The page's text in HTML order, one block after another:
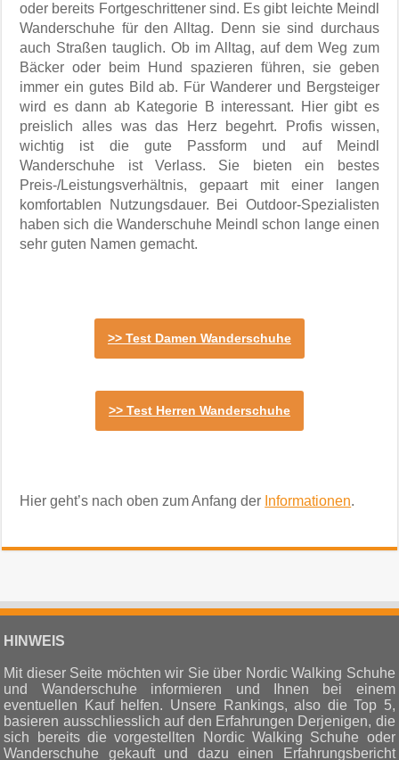
oder bereits Fortgeschrittener sind. Es gibt leichte Meindl
Wanderschuhe für den Alltag. Denn sie sind durchaus
auch Straßen tauglich. Ob im Alltag, auf dem Weg zum
Bäcker oder beim Hund spazieren führen, sie geben
immer ein gutes Bild ab. Für Wanderer und Bergsteiger
wird es dann ab Kategorie B interessant. Hier gibt es
preislich alles was das Herz begehrt. Profis wissen,
wichtig ist die gute Passform und auf Meindl
Wanderschuhe ist Verlass. Sie bieten ein bestes
Preis-/Leistungsverhältnis, gepaart mit einer langen
komfortablen Nutzungsdauer. Bei Outdoor-Spezialisten
haben sich die Wanderschuhe Meindl schon lange einen
sehr guten Namen gemacht.
>> Test Damen Wanderschuhe
>> Test Herren Wanderschuhe
Hier geht’s nach oben zum Anfang der Informationen.
HINWEIS
Mit dieser Seite möchten wir Sie über Nordic Walking Schuhe
und Wanderschuhe informieren und Ihnen bei einem
eventuellen Kauf helfen. Unsere Rankings, also die Top 5,
basieren ausschliesslich auf den Erfahrungen Derjenigen, die
sich bereits die vorgestellten Nordic Walking Schuhe oder
Wanderschuhe gekauft und dazu einen Erfahrungsbericht